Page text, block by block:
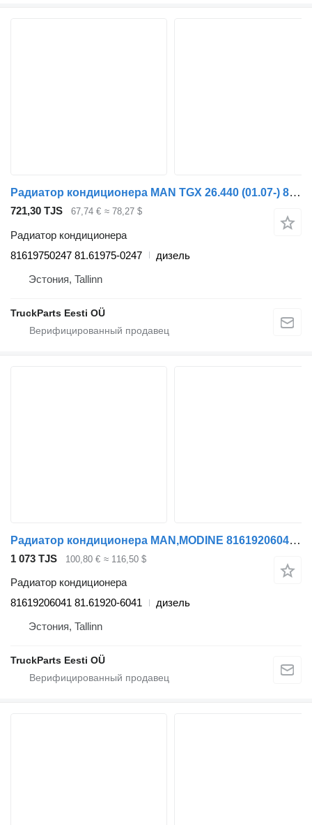
Радиатор кондиционера MAN TGX 26.440 (01.07-) 81619750247 для тягача MAN TGL, TGM, TGS, TGX (2005-2021)
721,30 TJS 67,74 € ≈ 78,27 $
Радиатор кондиционера
81619750247 81.61975-0247
дизель
Эстония, Tallinn
TruckParts Eesti OÜ
Радиатор кондиционера MAN,MODINE 81619206041 для тягача MAN TGS (01.07-12.21)
1 073 TJS 100,80 € ≈ 116,50 $
Радиатор кондиционера
81619206041 81.61920-6041
дизель
Эстония, Tallinn
TruckParts Eesti OÜ